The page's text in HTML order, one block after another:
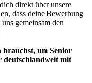
direkt über unsere
dass deine Bewerbung
gemeinsam den
brauchst, um Senior
deutschlandweit mit